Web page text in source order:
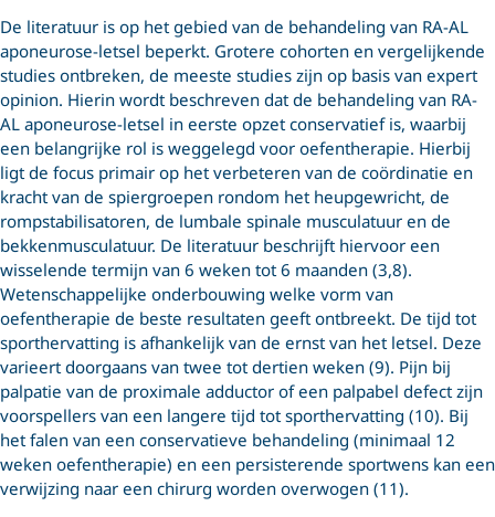
De literatuur is op het gebied van de behandeling van RA-AL
aponeurose-letsel beperkt. Grotere cohorten en vergelijkende
studies ontbreken, de meeste studies zijn op basis van expert
opinion. Hierin wordt beschreven dat de behandeling van RA-
AL aponeurose-letsel in eerste opzet conservatief is, waarbij
een belangrijke rol is weggelegd voor oefentherapie. Hierbij
ligt de focus primair op het verbeteren van de coördinatie en
kracht van de spiergroepen rondom het heupgewricht, de
rompstabilisatoren, de lumbale spinale musculatuur en de
bekkenmusculatuur. De literatuur beschrijft hiervoor een
wisselende termijn van 6 weken tot 6 maanden (3,8).
Wetenschappelijke onderbouwing welke vorm van
oefentherapie de beste resultaten geeft ontbreekt. De tijd tot
sporthervatting is afhankelijk van de ernst van het letsel. Deze
varieert doorgaans van twee tot dertien weken (9). Pijn bij
palpatie van de proximale adductor of een palpabel defect zijn
voorspellers van een langere tijd tot sporthervatting (10). Bij
het falen van een conservatieve behandeling (minimaal 12
weken oefentherapie) en een persisterende sportwens kan een
verwijzing naar een chirurg worden overwogen (11).